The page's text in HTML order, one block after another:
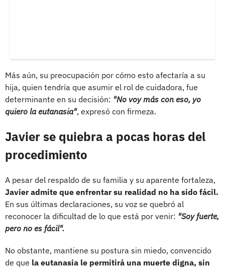
Más aún, su preocupación por cómo esto afectaría a su
hija, quien tendría que asumir el rol de cuidadora, fue
determinante en su decisión: "No voy más con eso, yo
quiero la eutanasia", expresó con firmeza.
Javier se quiebra a pocas horas del
procedimiento
A pesar del respaldo de su familia y su aparente fortaleza,
Javier admite que enfrentar su realidad no ha sido fácil.
En sus últimas declaraciones, su voz se quebró al
reconocer la dificultad de lo que está por venir: "Soy fuerte,
pero no es fácil".
No obstante, mantiene su postura sin miedo, convencido
de que la eutanasia le permitirá una muerte digna, sin